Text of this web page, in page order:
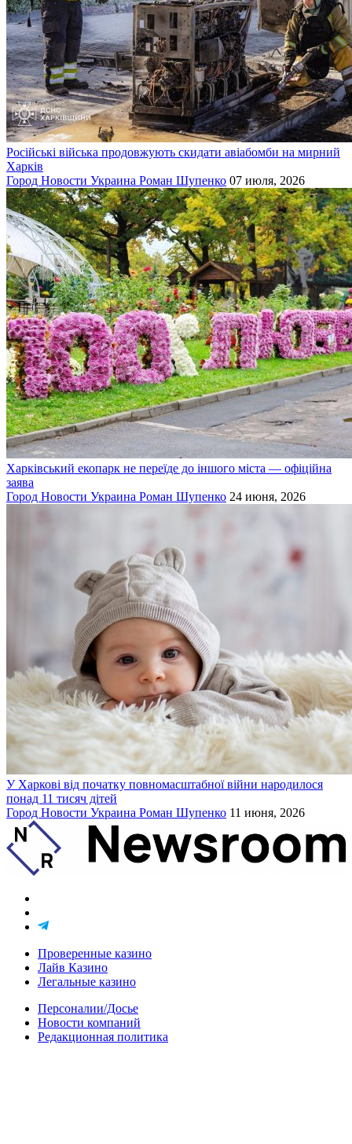
Російські війська продовжують скидати авіабомби на мирний
Харків
Город Новости Украина Роман Шупенко 07 июля, 2026
Харківський екопарк не переїде до іншого міста — офіційна
заява
Город Новости Украина Роман Шупенко 24 июня, 2026
У Харкові від початку повномасштабної війни народилося
понад 11 тисяч дітей
Город Новости Украина Роман Шупенко 11 июня, 2026
Проверенные казино
Лайв Казино
Легальные казино
Персоналии/Досье
Новости компаний
Редакционная политика